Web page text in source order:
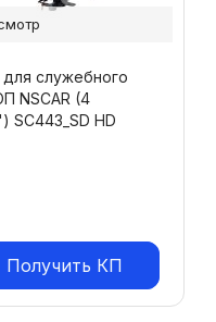
служебного
NSCAR (4
HD
Получить КП